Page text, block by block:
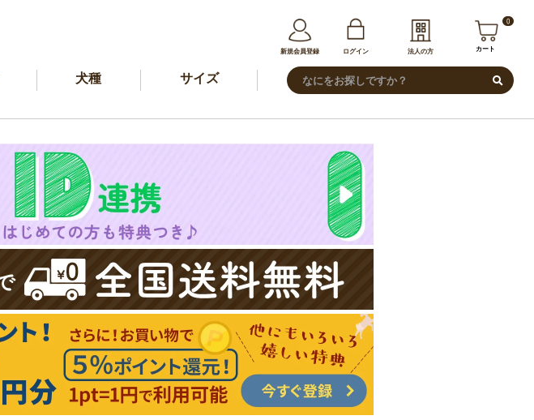
新規会員登録 ログイン 法人の方
0
カート
犬種 サイズ